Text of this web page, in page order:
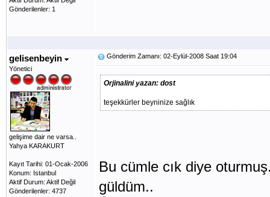
Gönderilenler: 1
gelisenbeyin
Yönetici
gelişime dair ne varsa..
Yahya KARAKURT
Kayıt Tarihi: 01-Ocak-2006
Konum: Istanbul
Aktif Durum: Aktif Değil
Gönderilenler: 4737
Gönderim Zamanı: 02-Eylül-2008 Saat 19:04
Orjinalini yazan: dost
teşekkürler beyninize sağlık
Bu cümle cık diye
güldüm..